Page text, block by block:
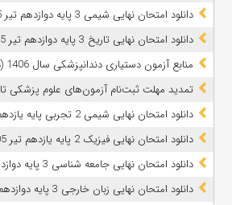
دانلود امتحان نهایی شیمی 3 پایه دوازدهم تیر 1405
دانلود امتحان نهایی تاریخ 3 پایه دوازدهم تیر 1405
منابع آزمون دستیاری دندانپزشکی سال 1406 (دوره 41)
تمدید مهلت ثبت‌نام آزمون‌های علوم پزشکی تا 20 شهریور
دانلود امتحان نهایی شیمی 2 تجربی پایه یازدهم تیر 1405 + پاسخ
دانلود امتحان نهایی فیزیک 2 پایه یازدهم تیر 1405 + پاسخ
دانلود امتحان نهایی جامعه شناسی 3 پایه دوازدهم تیر 1405 + پاسخ
دانلود امتحان نهایی زبان خارجی 3 پایه دوازدهم تیر 1405 + فایل صوتی